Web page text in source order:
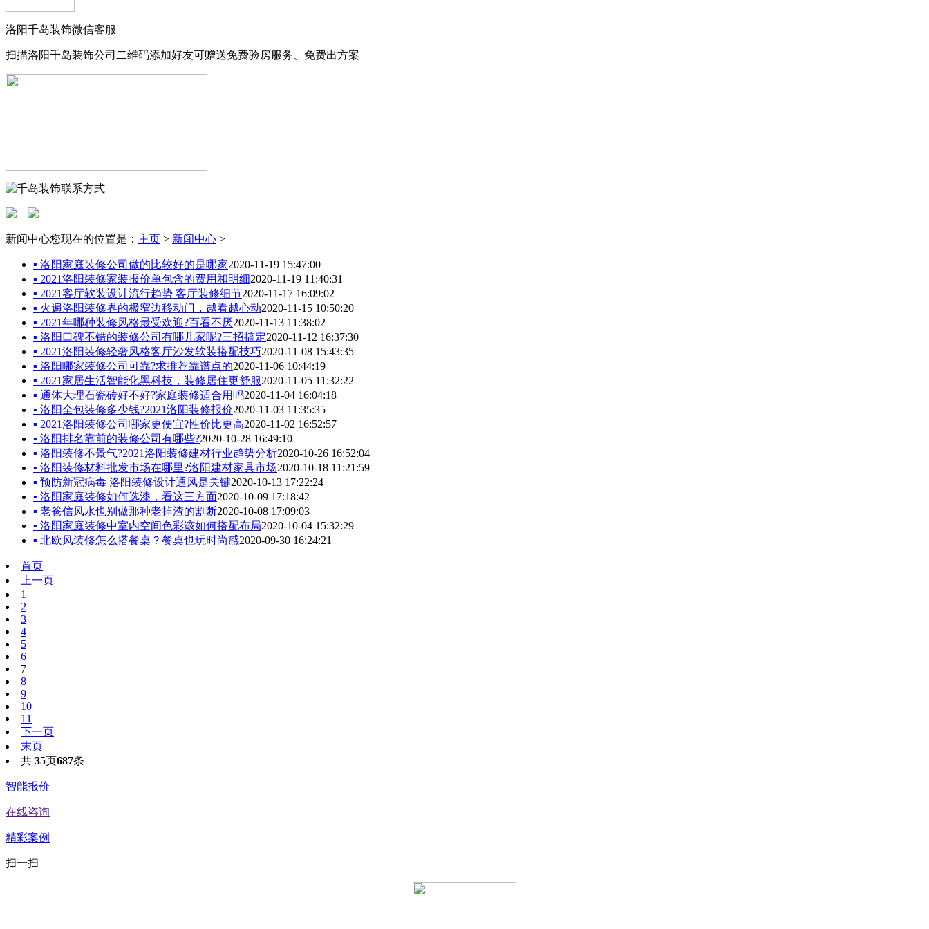
洛阳千岛装饰微信客服
扫描洛阳千岛装饰公司二维码添加好友可赠送免费验房服务、免费出方案
新闻中心您现在的位置是： 主页 > 新闻中心 >
▪ 洛阳家庭装修公司做的比较好的是哪家2020-11-19 15:47:00
▪ 2021洛阳装修家装报价单包含的费用和明细2020-11-19 11:40:31
▪ 2021客厅软装设计流行趋势 客厅装修细节2020-11-17 16:09:02
▪ 火遍洛阳装修界的极窄边移动门，越看越心动2020-11-15 10:50:20
▪ 2021年哪种装修风格最受欢迎?百看不厌2020-11-13 11:38:02
▪ 洛阳口碑不错的装修公司有哪几家呢?三招搞定2020-11-12 16:37:30
▪ 2021洛阳装修轻奢风格客厅沙发软装搭配技巧2020-11-08 15:43:35
▪ 洛阳哪家装修公司可靠?求推荐靠谱点的2020-11-06 10:44:19
▪ 2021家居生活智能化黑科技，装修居住更舒服2020-11-05 11:32:22
▪ 通体大理石瓷砖好不好?家庭装修适合用吗2020-11-04 16:04:18
▪ 洛阳全包装修多少钱?2021洛阳装修报价2020-11-03 11:35:35
▪ 2021洛阳装修公司哪家更便宜?性价比更高2020-11-02 16:52:57
▪ 洛阳排名靠前的装修公司有哪些?2020-10-28 16:49:10
▪ 洛阳装修不景气?2021洛阳装修建材行业趋势分析2020-10-26 16:52:04
▪ 洛阳装修材料批发市场在哪里?洛阳建材家具市场2020-10-18 11:21:59
▪ 预防新冠病毒 洛阳装修设计通风是关键2020-10-13 17:22:24
▪ 洛阳家庭装修如何选漆，看这三方面2020-10-09 17:18:42
▪ 老爸信风水也别做那种老掉渣的割断2020-10-08 17:09:03
▪ 洛阳家庭装修中室内空间色彩该如何搭配布局2020-10-04 15:32:29
▪ 北欧风装修怎么搭餐桌？餐桌也玩时尚感2020-09-30 16:24:21
首页
上一页
1
2
3
4
5
6
7
8
9
10
11
下一页
末页
共 35页687条
智能报价
在线咨询
精彩案例
扫一扫